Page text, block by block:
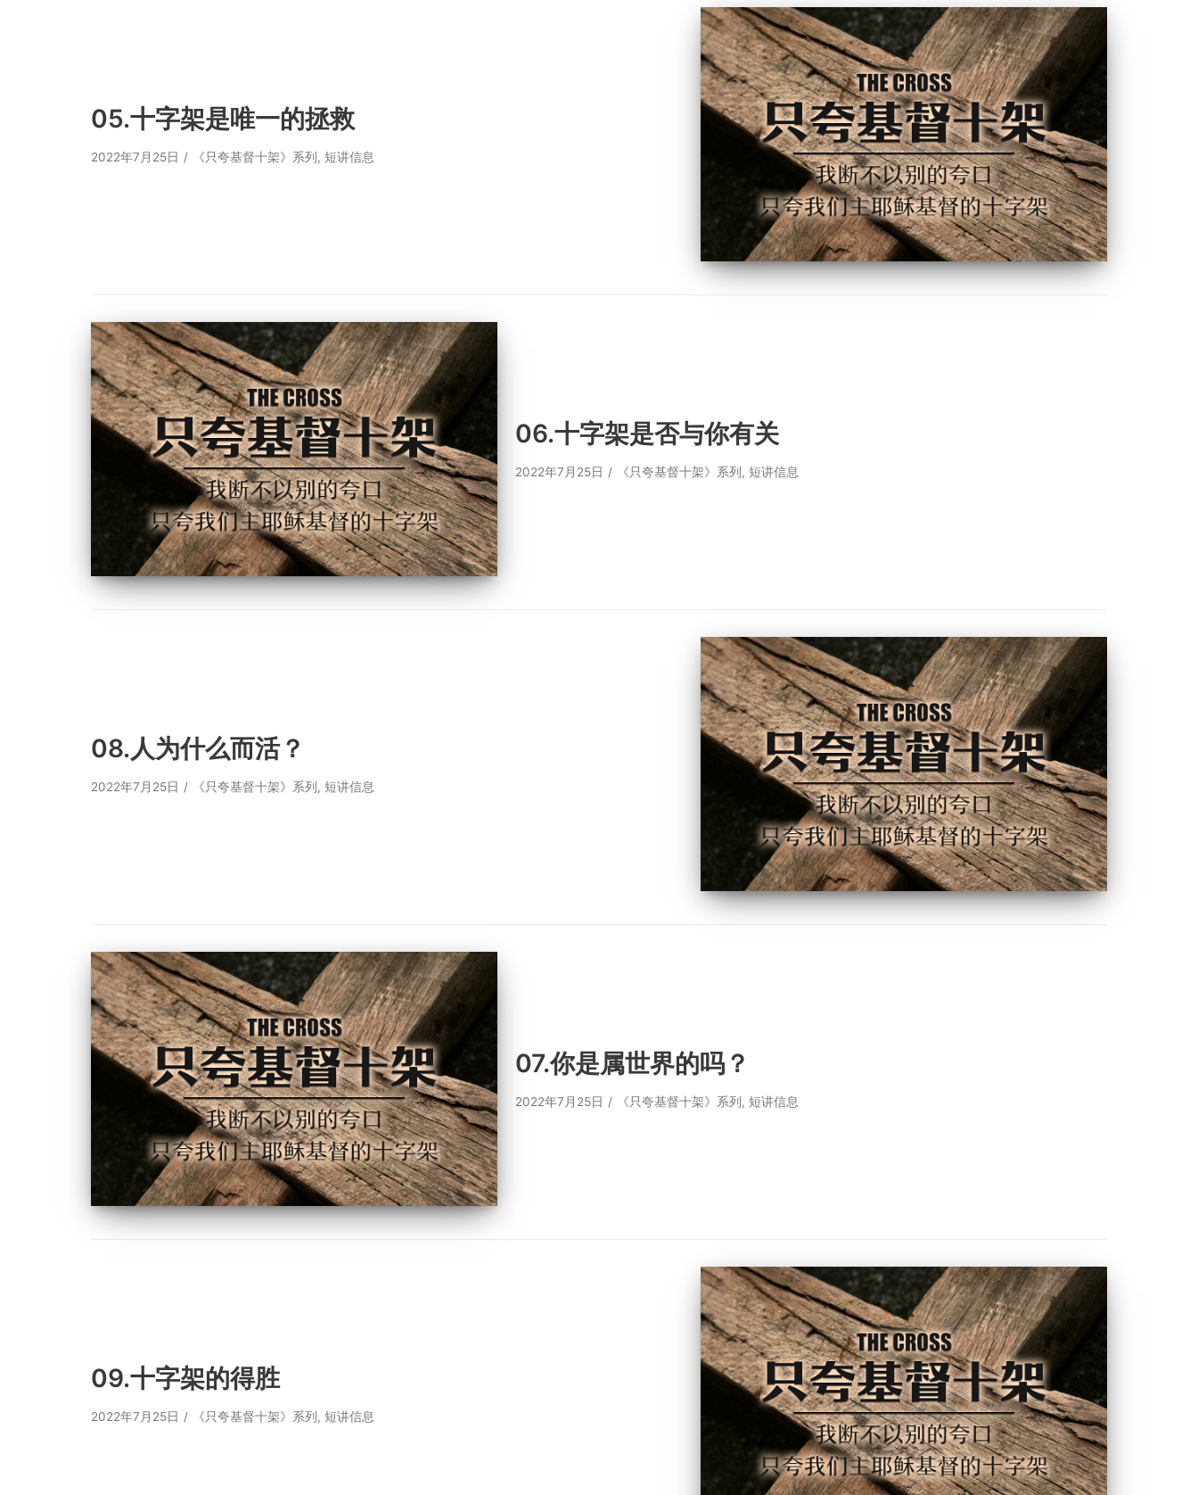
05.十字架是唯一的拯救
2022年7月25日 《只夸基督十架》系列 , 短讲信息
06.十字架是否与你有关
2022年7月25日 《只夸基督十架》系列 , 短讲信息
08.人为什么而活？
2022年7月25日 《只夸基督十架》系列 , 短讲信息
07.你是属世界的吗？
2022年7月25日 《只夸基督十架》系列 , 短讲信息
09.十字架的得胜
2022年7月25日 《只夸基督十架》系列 , 短讲信息